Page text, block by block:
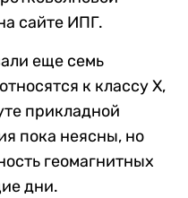
сайте ИПГ.
еще семь
к классу X,
прикладной
пока неясны, но
геомагнитных
дни.